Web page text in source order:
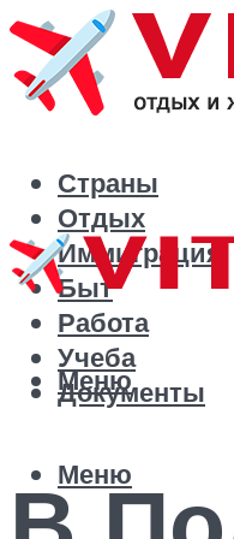
Страны
Отдых
Иммиграция
Быт
Работа
Учеба
Документы
Меню
Меню